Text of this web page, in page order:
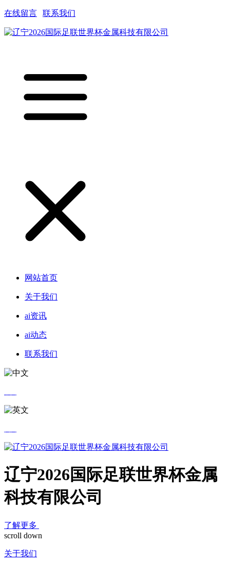
在线留言 联系我们
网站首页
关于我们
ai资讯
ai动态
联系我们
辽宁2026国际足联世界杯金属
科技有限公司
了解更多
scroll down
关于我们